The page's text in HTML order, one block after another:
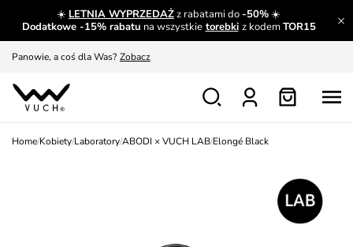
☀️ LETNIA WYPRZEDAŻz rabatami do-50%☀️
Dodatkowe -15% rabatu na wszystkie torebki z kodemTOR15
A czego nie można dowiedzieć się gdzie indziej? Czytaj więcej
Panowie, a coś dla Was? Zobacz
Produkty, które musisz mieć. Dowiedz się więcej
Home/Kobiety/Laboratory/ABODI × VUCH LAB/Elongé Black